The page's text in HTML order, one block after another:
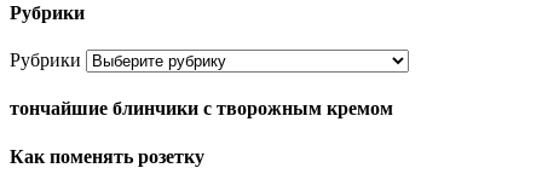
Рубрики
Рубрики
тончайшие блинчики с творожным кремом
Как поменять розетку